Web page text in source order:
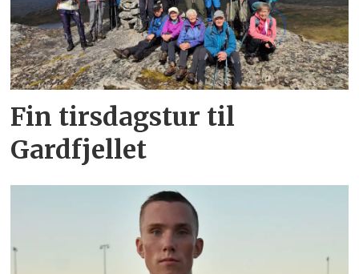
Fin tirsdagstur til
Gardfjellet